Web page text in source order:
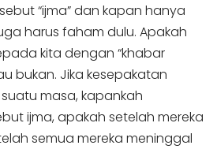
“ijma” dan kapan hanya
harus faham dulu. Apakah
kita dengan “khabar
bukan. Jika kesepakatan
masa, kapankah
ijma, apakah setelah mereka
semua mereka meninggal